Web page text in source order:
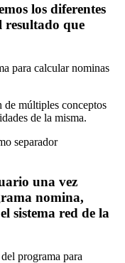
los diferentes
resultado que
de múltiples conceptos
de la misma.
una vez
nomina,
sistema red de la